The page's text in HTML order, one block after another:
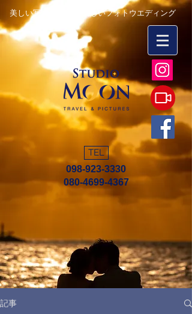
美しい写真を永遠に 楽しいフォトウエディング
TEL
098-923-3330
080-4699-4367
記事